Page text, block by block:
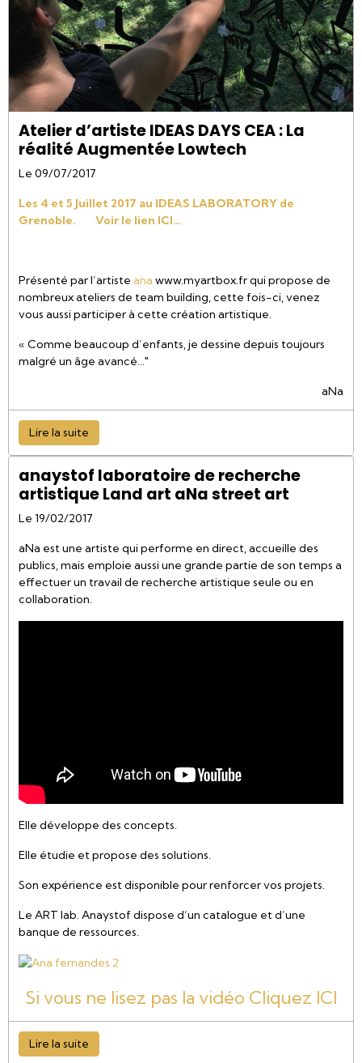
Atelier d’artiste IDEAS DAYS CEA : La
réalité Augmentée Lowtech
Le 09/07/2017
Les 4 et 5 Juillet 2017 au IDEAS LABORATORY de
Grenoble. Voir le lien ICI…
Présenté par l’artiste ana www.myartbox.fr qui propose de
nombreux ateliers de team building, cette fois-ci, venez
vous aussi participer à cette création artistique.
« Comme beaucoup d’enfants, je dessine depuis toujours
malgré un âge avancé…"
aNa
Lire la suite
anaystof laboratoire de recherche
artistique Land art aNa street art
Le 19/02/2017
aNa est une artiste qui performe en direct, accueille des
publics, mais emploie aussi une grande partie de son temps a
effectuer un travail de recherche artistique seule ou en
collaboration.
Elle développe des concepts.
Elle étudie et propose des solutions.
Son expérience est disponible pour renforcer vos projets.
Le ART lab. Anaystof dispose d’un catalogue et d’une
banque de ressources.
Si vous ne lisez pas la vidéo Cliquez ICI
Lire la suite